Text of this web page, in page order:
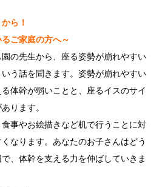
ら！
ご家庭の方へ～
の先生から、座る姿勢が崩れやすい
う話を聞きます。姿勢が崩れやすい
体幹が弱いことと、座るイスのサイ
ります。
事やお絵描きなど机で行うことに対
なります。あなたのお子さんはどう
、体幹を支える力を伸ばしていきま